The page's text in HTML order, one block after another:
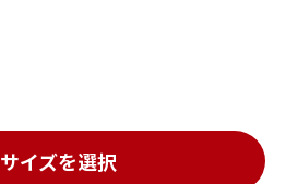
サイズを選択